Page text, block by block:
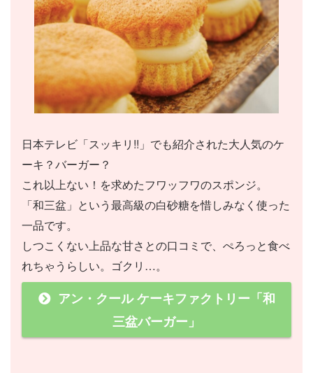
日本テレビ「スッキリ!!」でも紹介された大人気のケ
ーキ？バーガー？
これ以上ない！を求めたフワッフワのスポンジ。
「和三盆」という最高級の白砂糖を惜しみなく使った
一品です。
しつこくない上品な甘さとの口コミで、ぺろっと食べ
れちゃうらしい。ゴクリ…。
アン・クール ケーキファクトリー「和
三盆バーガー」